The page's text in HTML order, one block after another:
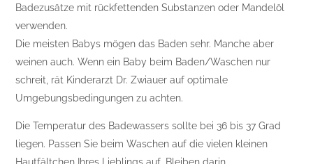
Badezusätze mit rückfettenden Substanzen oder Mandelöl
verwenden.
Die meisten Babys mögen das Baden sehr. Manche aber
weinen auch. Wenn ein Baby beim Baden/Waschen nur
schreit, rät Kinderarzt Dr. Zwiauer auf optimale
Umgebungsbedingungen zu achten.
Die Temperatur des Badewassers sollte bei 36 bis 37 Grad
liegen. Passen Sie beim Waschen auf die vielen kleinen